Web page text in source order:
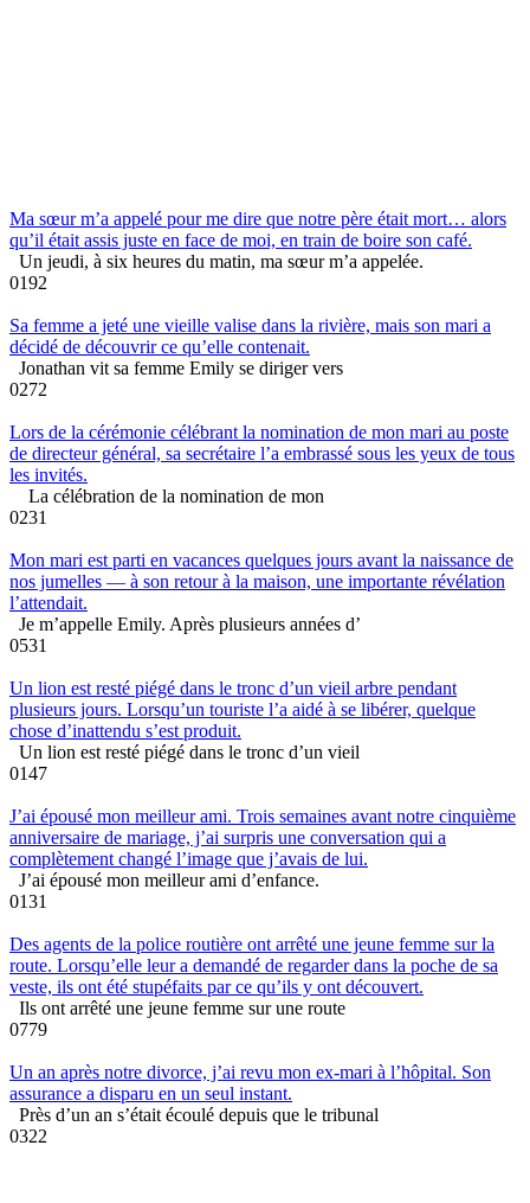
Ma sœur m’a appelé pour me dire que notre père était mort… alors
qu’il était assis juste en face de moi, en train de boire son café.
Un jeudi, à six heures du matin, ma sœur m’a appelée.
0192
Sa femme a jeté une vieille valise dans la rivière, mais son mari a
décidé de découvrir ce qu’elle contenait.
Jonathan vit sa femme Emily se diriger vers
0272
Lors de la cérémonie célébrant la nomination de mon mari au poste
de directeur général, sa secrétaire l’a embrassé sous les yeux de tous
les invités.
La célébration de la nomination de mon
0231
Mon mari est parti en vacances quelques jours avant la naissance de
nos jumelles — à son retour à la maison, une importante révélation
l’attendait.
Je m’appelle Emily. Après plusieurs années d’
0531
Un lion est resté piégé dans le tronc d’un vieil arbre pendant
plusieurs jours. Lorsqu’un touriste l’a aidé à se libérer, quelque
chose d’inattendu s’est produit.
Un lion est resté piégé dans le tronc d’un vieil
0147
J’ai épousé mon meilleur ami. Trois semaines avant notre cinquième
anniversaire de mariage, j’ai surpris une conversation qui a
complètement changé l’image que j’avais de lui.
J’ai épousé mon meilleur ami d’enfance.
0131
Des agents de la police routière ont arrêté une jeune femme sur la
route. Lorsqu’elle leur a demandé de regarder dans la poche de sa
veste, ils ont été stupéfaits par ce qu’ils y ont découvert.
Ils ont arrêté une jeune femme sur une route
0779
Un an après notre divorce, j’ai revu mon ex-mari à l’hôpital. Son
assurance a disparu en un seul instant.
Près d’un an s’était écoulé depuis que le tribunal
0322